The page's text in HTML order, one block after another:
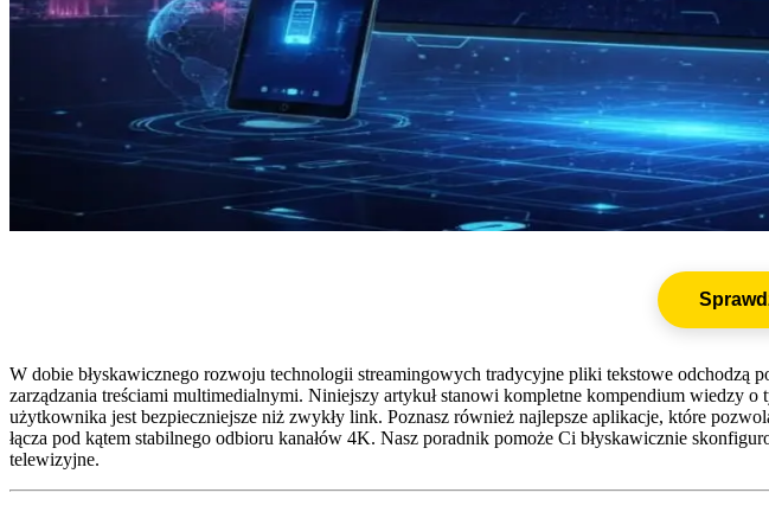
W dobie błyskawicznego rozwoju technologii streamingowych tradycyjne pliki tekstowe odchodzą
zarządzania treściami multimedialnymi. Niniejszy artykuł stanowi kompletne kompendium wiedzy
użytkownika jest bezpieczniejsze niż zwykły link. Poznasz również najlepsze aplikacje, które
łącza pod kątem stabilnego odbioru kanałów 4K. Nasz poradnik pomoże Ci błyskawicznie
telewizyjne.